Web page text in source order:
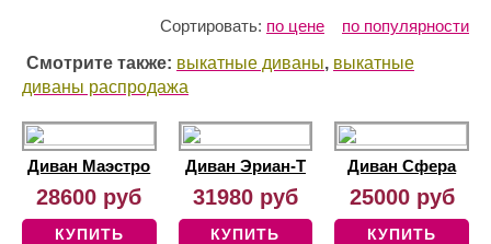
Сортировать: по цене
по популярности
Смотрите также: выкатные диваны, выкатные
диваны распродажа
Диван Маэстро
28600 руб
КУПИТЬ
Диван Эриан-Т
31980 руб
КУПИТЬ
Диван Сфера
25000 руб
КУПИТЬ